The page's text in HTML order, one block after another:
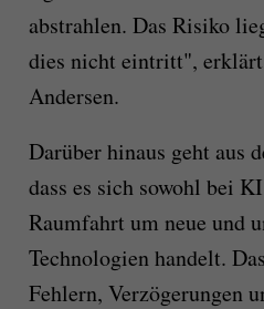
abstrahlen. Das Risiko
dies nicht eintritt", erklärt
Andersen.
Darüber hinaus geht aus
dass es sich sowohl bei
Raumfahrt um neue und
Technologien handelt.
Fehlern, Verzögerungen